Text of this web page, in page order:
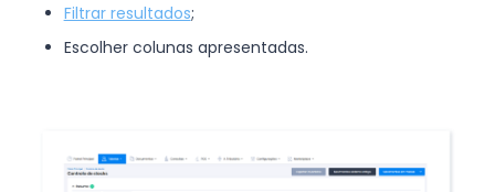
Filtrar resultados;
Escolher colunas apresentadas.